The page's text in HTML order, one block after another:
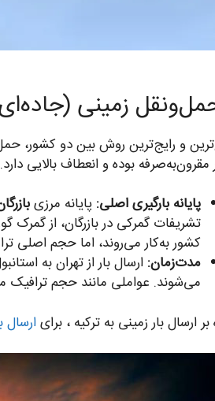
و رایج‌ترین روش بین دو کشور،
مقرون‌به‌صرفه بوده و انعطاف بالایی دارد.
پایانه بارگیری اصلی: پایانه مرزی
تشریفات گمرکی در بازرگان، از گمرک
کشور به‌کار می‌روند، اما حجم اصلی
مدت‌زمان: ارسال بار از تهران به
می‌شوند. عواملی مانند حجم ترافیک
بر ارسال بار زمینی به ترکیه ، برایارسال